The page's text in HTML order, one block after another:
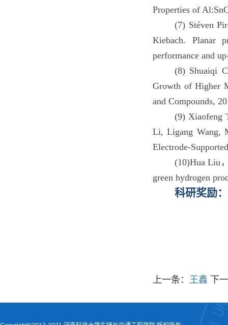
Properties of
(7) Stéven
Kiebach. Planar
performance and
(8) Shuaiqi
Growth of Higher
and Compounds,
(9) Xiaofeng
Li, Ligang Wang,
Electrode-
(10)Hua Liu
green hydrogen
科研奖励：
上一条： 王鑫 下